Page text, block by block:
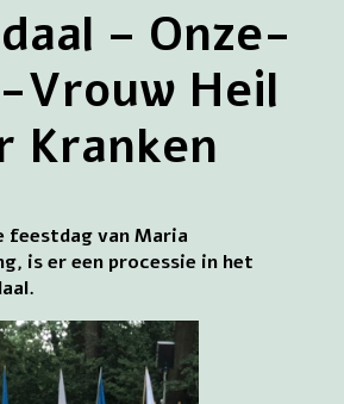
– Onze-
Vrouw Heil
Kranken
feestdag van Maria
is er een processie in het